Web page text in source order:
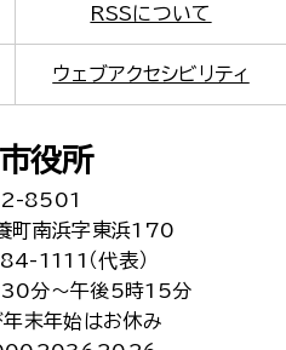
RSSについて
ウェブアクセシビリティ
役所
8501
町南浜字東浜170
1111（代表）
30分～午後5時15分
末年始はお休み